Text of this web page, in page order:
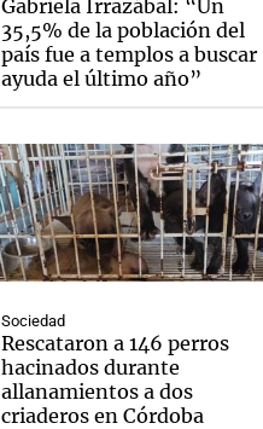
Gabriela Irrazábal: “Un
35,5% de la población del
país fue a templos a buscar
ayuda el último año”
Sociedad
Rescataron a 146 perros
hacinados durante
allanamientos a dos
criaderos en Córdoba
Notas